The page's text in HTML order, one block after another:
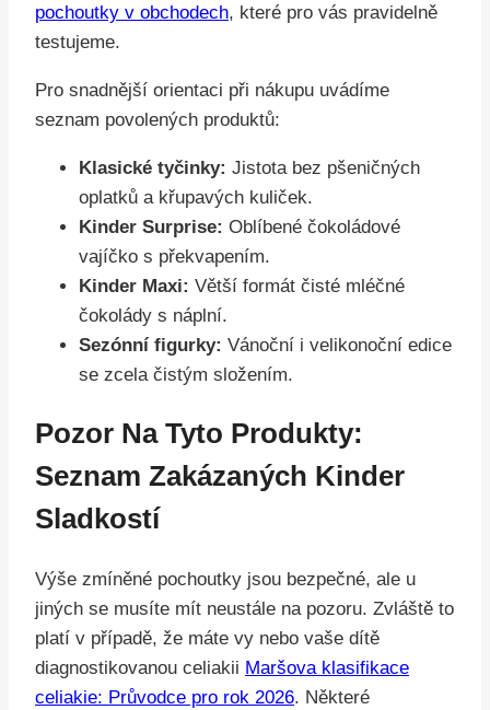
pochoutky v obchodech, které pro vás pravidelně
testujeme.
Pro snadnější orientaci při nákupu uvádíme
seznam povolených produktů:
Klasické tyčinky: Jistota bez pšeničných
oplatků a křupavých kuliček.
Kinder Surprise: Oblíbené čokoládové
vajíčko s překvapením.
Kinder Maxi: Větší formát čisté mléčné
čokolády s náplní.
Sezónní figurky: Vánoční i velikonoční edice
se zcela čistým složením.
Pozor Na Tyto Produkty:
Seznam Zakázaných Kinder
Sladkostí
Výše zmíněné pochoutky jsou bezpečné, ale u
jiných se musíte mít neustále na pozoru. Zvláště to
platí v případě, že máte vy nebo vaše dítě
diagnostikovanou celiakii Maršova klasifikace
celiakie: Průvodce pro rok 2026. Některé